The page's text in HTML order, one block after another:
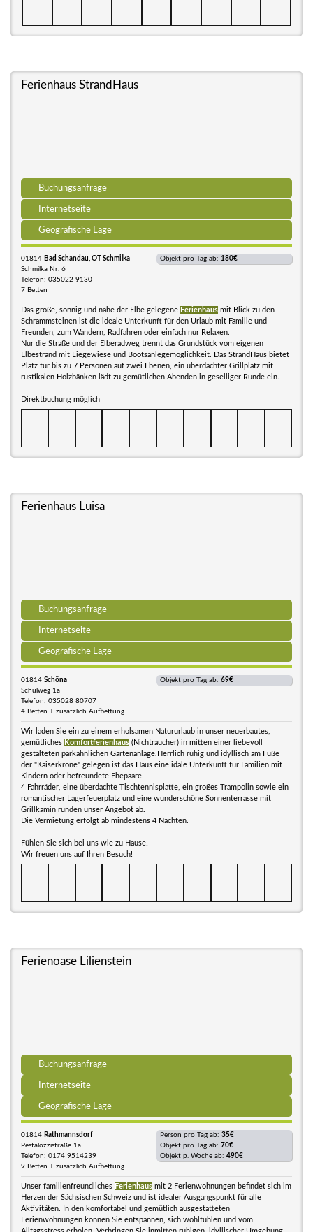
Ferienhaus StrandHaus
Buchungsanfrage
Internetseite
Geografische Lage
01814 Bad Schandau, OT Schmilka
Schmilka Nr. 6
Telefon: 035022 9130
7 Betten
Objekt pro Tag ab: 180€
Das große, sonnig und nahe der Elbe gelegene Ferienhaus mit Blick zu den
Schrammsteinen ist die ideale Unterkunft für den Urlaub mit Familie und
Freunden, zum Wandern, Radfahren oder einfach nur Relaxen.
Nur die Straße und der Elberadweg trennt das Grundstück vom eigenen
Elbestrand mit Liegewiese und Bootsanlegemöglichkeit. Das StrandHaus bietet
Platz für bis zu 7 Personen auf zwei Ebenen, ein überdachter Grillplatz mit
rustikalen Holzbänken lädt zu gemütlichen Abenden in geselliger Runde ein.
Direktbuchung möglich
Ferienhaus Luisa
Buchungsanfrage
Internetseite
Geografische Lage
01814 Schöna
Schulweg 1a
Telefon: 035028 80707
4 Betten + zusätzlich Aufbettung
Objekt pro Tag ab: 69€
Wir laden Sie ein zu einem erholsamen Natururlaub in unser neuerbautes,
gemütliches Komfortferienhaus (Nichtraucher) in mitten einer liebevoll
gestalteten parkähnlichen Gartenanlage.Herrlich ruhig und idyllisch am Fuße
der "Kaiserkrone" gelegen ist das Haus eine idale Unterkunft für Familien mit
Kindern oder befreundete Ehepaare.
4 Fahrräder, eine überdachte Tischtennisplatte, ein großes Trampolin sowie ein
romantischer Lagerfeuerplatz und eine wunderschöne Sonnenterrasse mit
Grillkamin runden unser Angebot ab.
Die Vermietung erfolgt ab mindestens 4 Nächten.
Fühlen Sie sich bei uns wie zu Hause!
Wir freuen uns auf Ihren Besuch!
Ferienoase Lilienstein
Buchungsanfrage
Internetseite
Geografische Lage
01814 Rathmannsdorf
Pestalozzistraße 1a
Telefon: 0174 9514239
9 Betten + zusätzlich Aufbettung
Person pro Tag ab: 35€
Objekt pro Tag ab: 70€
Objekt p. Woche ab: 490€
Unser familienfreundliches Ferienhaus mit 2 Ferienwohnungen befindet sich im
Herzen der Sächsischen Schweiz und ist idealer Ausgangspunkt für alle
Aktivitäten. In den komfortabel und gemütlich ausgestatteten
Ferienwohnungen können Sie entspannen, sich wohlfühlen und vom